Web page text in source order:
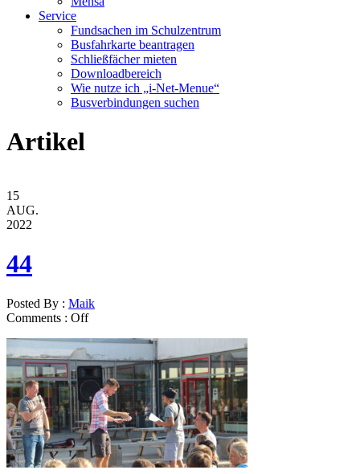
Service
Fundsachen im Schulzentrum
Busfahrkarte beantragen
Schließfächer mieten
Downloadbereich
Wie nutze ich „i-Net-Menue“
Busverbindungen suchen
Artikel
15
AUG.
2022
44
Posted By : Maik
Comments : Off